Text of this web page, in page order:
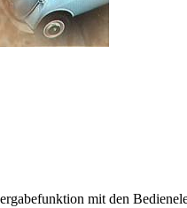
mit den